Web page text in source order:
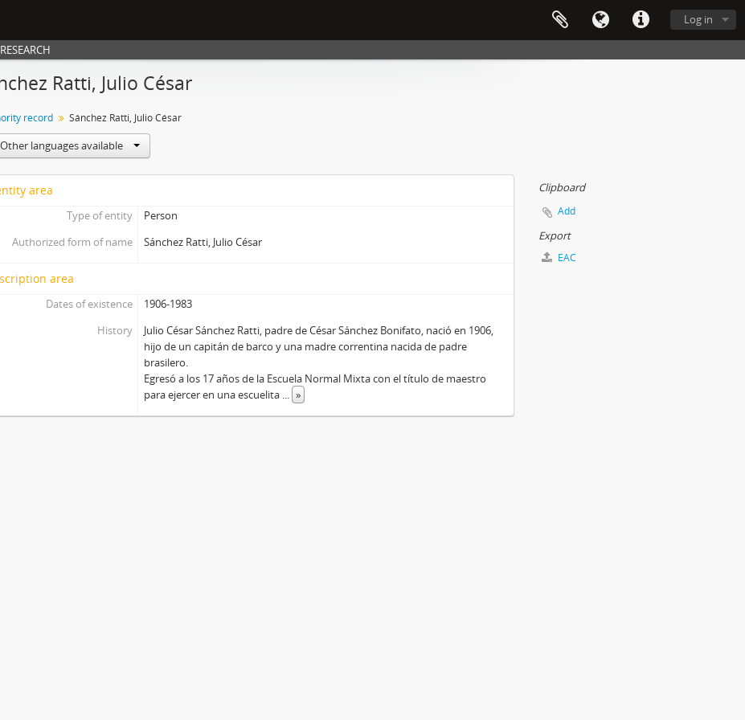
Log in
Ratti, Julio César
record Sánchez Ratti, Julio César
Other languages available
area
Type of entity
Person
Authorized form of name
Sánchez Ratti, Julio César
area
Dates of existence
1906-1983
History
Julio César Sánchez Ratti, padre de César Sánchez Bonifato, nació en 1906,
hijo de un capitán de barco y una madre correntina nacida de padre
brasilero.
Egresó a los 17 años de la Escuela Normal Mixta con el título de maestro
para ejercer en una escuelita ... »
Clipboard
Add
Export
EAC